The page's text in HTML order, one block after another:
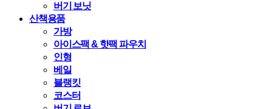
버기 보닛
산책용품
가방
아이스팩 & 핫팩 파우치
인형
베일
블랭킷
코스터